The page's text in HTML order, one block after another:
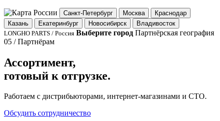
Санкт-Петербург Москва
Краснодар
Казань
Екатеринбург Новосибирск
Владивосток
LONGHO PARTS / Россия Выберите город Партнёрская география
05 / Партнёрам
Ассортимент,
готовый к отгрузке.
Работаем с дистрибьюторами, интернет-магазинами и СТО.
Обсудить сотрудничество